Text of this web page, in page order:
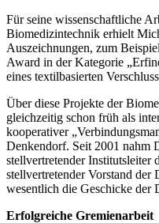
Für seine wissenschaftliche
Biomedizintechnik erhielt
Auszeichnungen, zum
Award in der Kategorie
eines textilbasierten
Über diese Projekte der
gleichzeitig schon früh als
kooperativer
Denkendorf. Seit 2001 nahm
stellvertretender Institutsleiter
stellvertretender Vorstand
wesentlich die Geschicke der
Erfolgreiche Gremienarbeit